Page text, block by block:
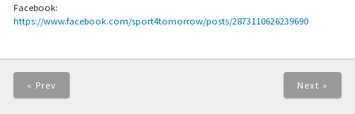
Facebook:
https://www.facebook.com/sport4tomorrow/posts/2873110626239690
« Prev Next »